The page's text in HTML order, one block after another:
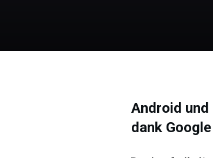
Android
dank Google